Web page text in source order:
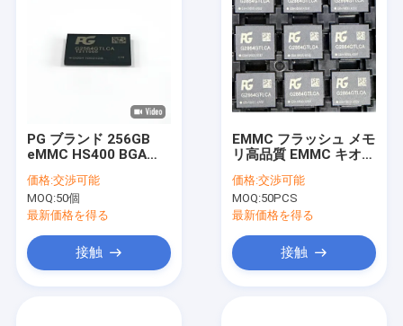
PG ブランド 256GB
eMMC HS400 BGA
EMMC5.1 64GB
128GB
価格:交渉可能
MOQ:50個
最新価格を得る
接触
EMMC フラッシュ メモ
リ高品質 EMMC キオク
128GB 256GB
価格:交渉可能
MOQ:50PCS
最新価格を得る
接触